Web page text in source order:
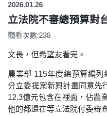
2026.01.26
立法院不審總預算對
觀看次數:238
文長，但希望友看完。
農業部 115年度總預算編
分立委提案新興計畫同意先
12.3億元包含在裡面，佔農
他的都還在等立法院付委審